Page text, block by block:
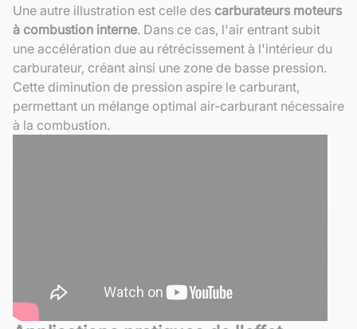
Une autre illustration est celle des carburateurs moteurs
à combustion interne. Dans ce cas, l'air entrant subit
une accélération due au rétrécissement à l'intérieur du
carburateur, créant ainsi une zone de basse pression.
Cette diminution de pression aspire le carburant,
permettant un mélange optimal air-carburant nécessaire
à la combustion.